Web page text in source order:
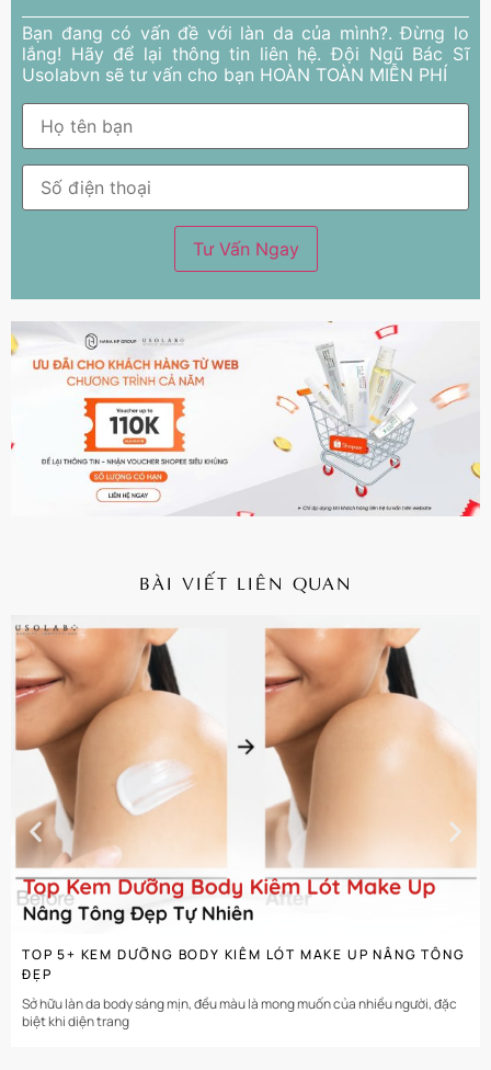
Bạn đang có vấn đề với làn da của mình?. Đừng lo
lắng! Hãy để lại thông tin liên hệ. Đội Ngũ Bác Sĩ
Usolabvn sẽ tư vấn cho bạn HOÀN TOÀN MIỄN PHÍ
BÀI VIẾT LIÊN QUAN
TOP 5+ KEM DƯỠNG BODY KIÊM LÓT MAKE UP NÂNG TÔNG
ĐẸP
Sở hữu làn da body sáng mịn, đều màu là mong muốn của nhiều người, đặc
biệt khi diện trang